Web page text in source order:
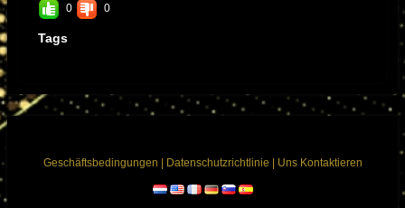
0 0
Tags
Geschäftsbedingungen | Datenschutzrichtlinie | Uns Kontaktieren